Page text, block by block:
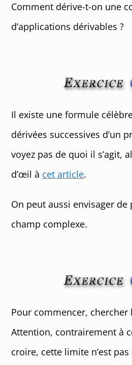
Comment dérive-t-on une
d’applications dérivables ?
Il existe une formule
dérivées successives d’un
voyez pas de quoi il s’agit,
d’œil à cet article.
On peut aussi envisager de
champ complexe.
Pour commencer,
Attention, contrairement à
croire, cette limite n’est